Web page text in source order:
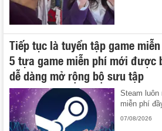
Tiếp tục là tuyển tập game
5 tựa game miễn phí mới được
dễ dàng mở rộng bộ sưu tập
Steam
miễn phí
07/08/2026